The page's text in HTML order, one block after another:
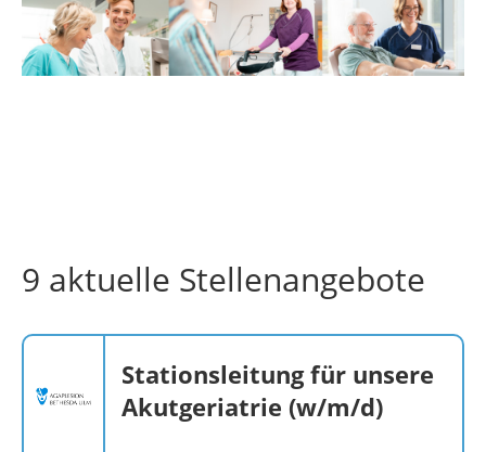
9 aktuelle Stellenangebote
Stationsleitung für unsere
Akutgeriatrie (w/m/d)